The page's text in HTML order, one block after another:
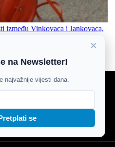
između Vinkovaca i Jankovaca,
u KBC Osijek
×
na Newsletter!
najvažnije vijesti dana.
se